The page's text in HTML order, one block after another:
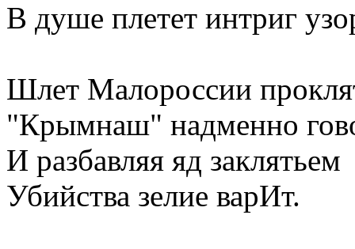
В душе плетет интриг
Шлет Малороссии
"Крымнаш" надменно
И разбавляя яд заклятьем
Убийства зелие варИт.